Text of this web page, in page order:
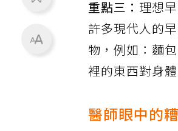
重點三： 理想
許多現代人的
物，例如：麵
裡的東西對身
醫師眼中的